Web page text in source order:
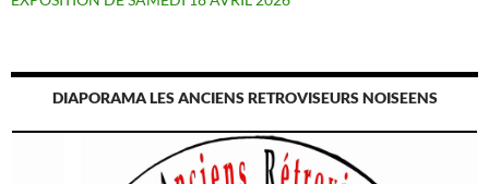
DIAPORAMA LES ANCIENS RETROVISEURS NOISEENS